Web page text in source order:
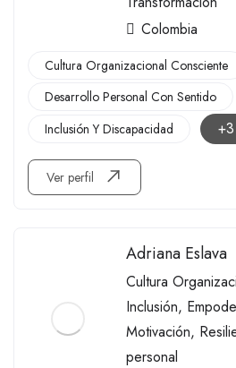
Colombia
Cultura Organizacional Consciente
Desarrollo Personal Con Sentido
Inclusión Y Discapacidad
+3
Ver perfil
Adriana Eslava
Cultura
Inclusión,
Motivación,
personal